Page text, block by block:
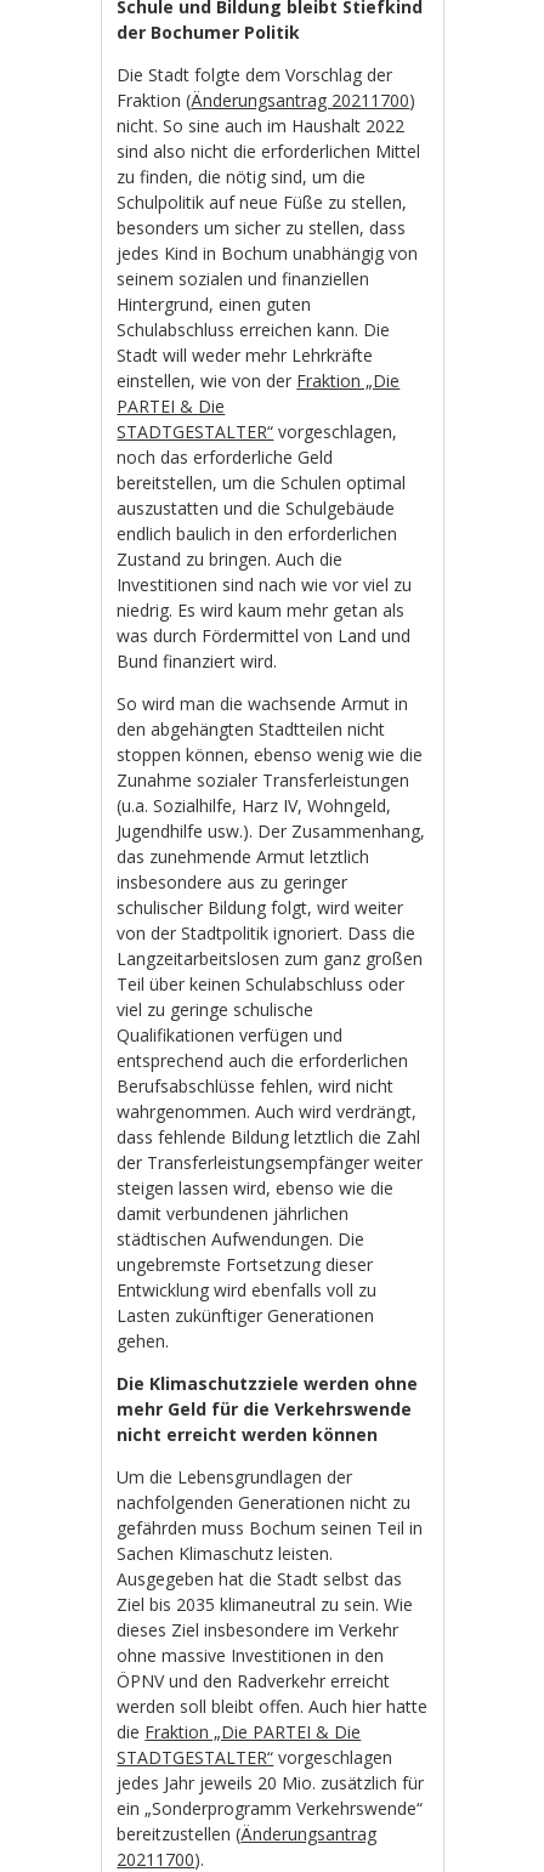
Schule und Bildung bleibt Stiefkind
der Bochumer Politik
Die Stadt folgte dem Vorschlag der
Fraktion (Änderungsantrag 20211700)
nicht. So sine auch im Haushalt 2022
sind also nicht die erforderlichen Mittel
zu finden, die nötig sind, um die
Schulpolitik auf neue Füße zu stellen,
besonders um sicher zu stellen, dass
jedes Kind in Bochum unabhängig von
seinem sozialen und finanziellen
Hintergrund, einen guten
Schulabschluss erreichen kann. Die
Stadt will weder mehr Lehrkräfte
einstellen, wie von der Fraktion „Die
PARTEI & Die
STADTGESTALTER“ vorgeschlagen,
noch das erforderliche Geld
bereitstellen, um die Schulen optimal
auszustatten und die Schulgebäude
endlich baulich in den erforderlichen
Zustand zu bringen. Auch die
Investitionen sind nach wie vor viel zu
niedrig. Es wird kaum mehr getan als
was durch Fördermittel von Land und
Bund finanziert wird.
So wird man die wachsende Armut in
den abgehängten Stadtteilen nicht
stoppen können, ebenso wenig wie die
Zunahme sozialer Transferleistungen
(u.a. Sozialhilfe, Harz IV, Wohngeld,
Jugendhilfe usw.). Der Zusammenhang,
das zunehmende Armut letztlich
insbesondere aus zu geringer
schulischer Bildung folgt, wird weiter
von der Stadtpolitik ignoriert. Dass die
Langzeitarbeitslosen zum ganz großen
Teil über keinen Schulabschluss oder
viel zu geringe schulische
Qualifikationen verfügen und
entsprechend auch die erforderlichen
Berufsabschlüsse fehlen, wird nicht
wahrgenommen. Auch wird verdrängt,
dass fehlende Bildung letztlich die Zahl
der Transferleistungsempfänger weiter
steigen lassen wird, ebenso wie die
damit verbundenen jährlichen
städtischen Aufwendungen. Die
ungebremste Fortsetzung dieser
Entwicklung wird ebenfalls voll zu
Lasten zukünftiger Generationen
gehen.
Die Klimaschutzziele werden ohne
mehr Geld für die Verkehrswende
nicht erreicht werden können
Um die Lebensgrundlagen der
nachfolgenden Generationen nicht zu
gefährden muss Bochum seinen Teil in
Sachen Klimaschutz leisten.
Ausgegeben hat die Stadt selbst das
Ziel bis 2035 klimaneutral zu sein. Wie
dieses Ziel insbesondere im Verkehr
ohne massive Investitionen in den
ÖPNV und den Radverkehr erreicht
werden soll bleibt offen. Auch hier hatte
die Fraktion „Die PARTEI & Die
STADTGESTALTER“ vorgeschlagen
jedes Jahr jeweils 20 Mio. zusätzlich für
ein „Sonderprogramm Verkehrswende“
bereitzustellen (Änderungsantrag
20211700).